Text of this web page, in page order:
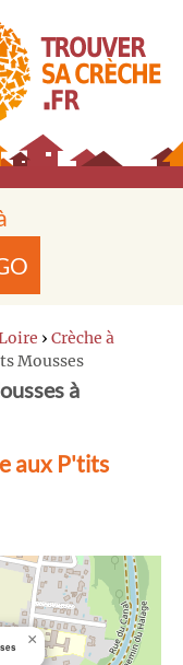
› Crèche à
Mousses
à
aux P'tits
×